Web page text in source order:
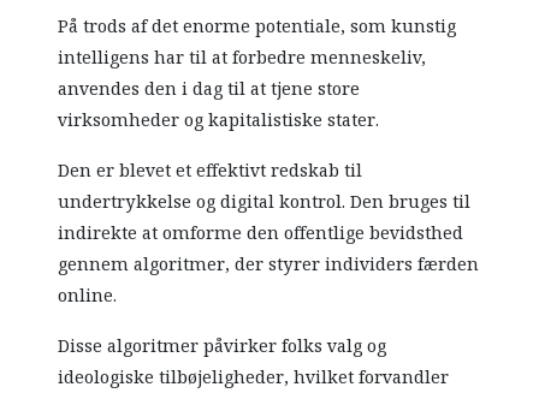
På trods af det enorme potentiale, som kunstig
intelligens har til at forbedre menneskeliv,
anvendes den i dag til at tjene store
virksomheder og kapitalistiske stater.
Den er blevet et effektivt redskab til
undertrykkelse og digital kontrol. Den bruges til
indirekte at omforme den offentlige bevidsthed
gennem algoritmer, der styrer individers færden
online.
Disse algoritmer påvirker folks valg og
ideologiske tilbøjeligheder, hvilket forvandler